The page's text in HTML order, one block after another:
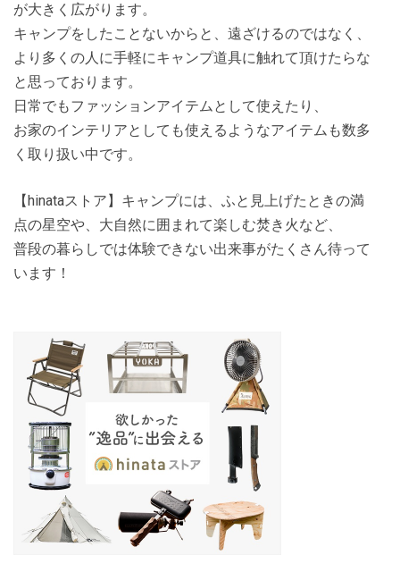
が大きく広がります。
キャンプをしたことないからと、遠ざけるのではなく、
より多くの人に手軽にキャンプ道具に触れて頂けたらな
と思っております。
日常でもファッションアイテムとして使えたり、
お家のインテリアとしても使えるようなアイテムも数多
く取り扱い中です。
【hinataストア】キャンプには、ふと見上げたときの満
点の星空や、大自然に囲まれて楽しむ焚き火など、
普段の暮らしでは体験できない出来事がたくさん待って
います！